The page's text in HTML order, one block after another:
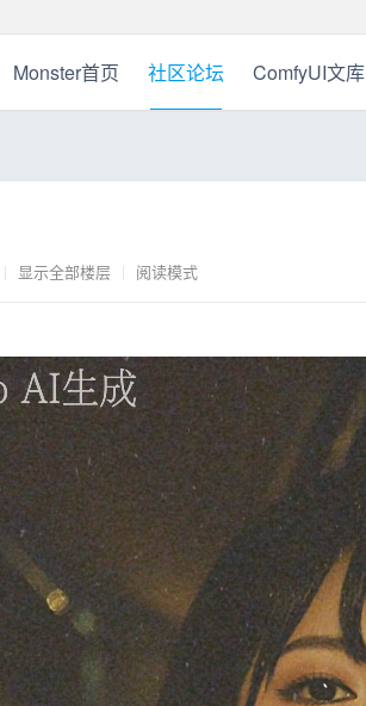
Monster首页 社区论坛 ComfyUI文库
| 显示全部楼层 | 阅读模式